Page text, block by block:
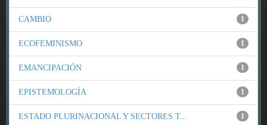
1
CAMBIO
1
ECOFEMINISMO
1
EMANCIPACIÓN
1
EPISTEMOLOGÍA
1
ESTADO PLURINACIONAL Y SECTORES T...